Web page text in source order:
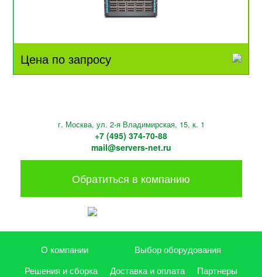
Цена по запросу
г. Москва, ул. 2-я Владимирская, 15, к. 1
+7 (495) 374-70-88
mail@servers-net.ru
Обратиться в компанию
О компании
Выбор оборудования
Решения и сборка
Доставка и оплата
Партнеры